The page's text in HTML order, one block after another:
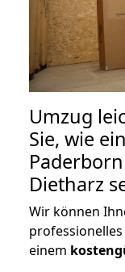
Umzug
Sie, wie
Dietharz
Wir können
einem